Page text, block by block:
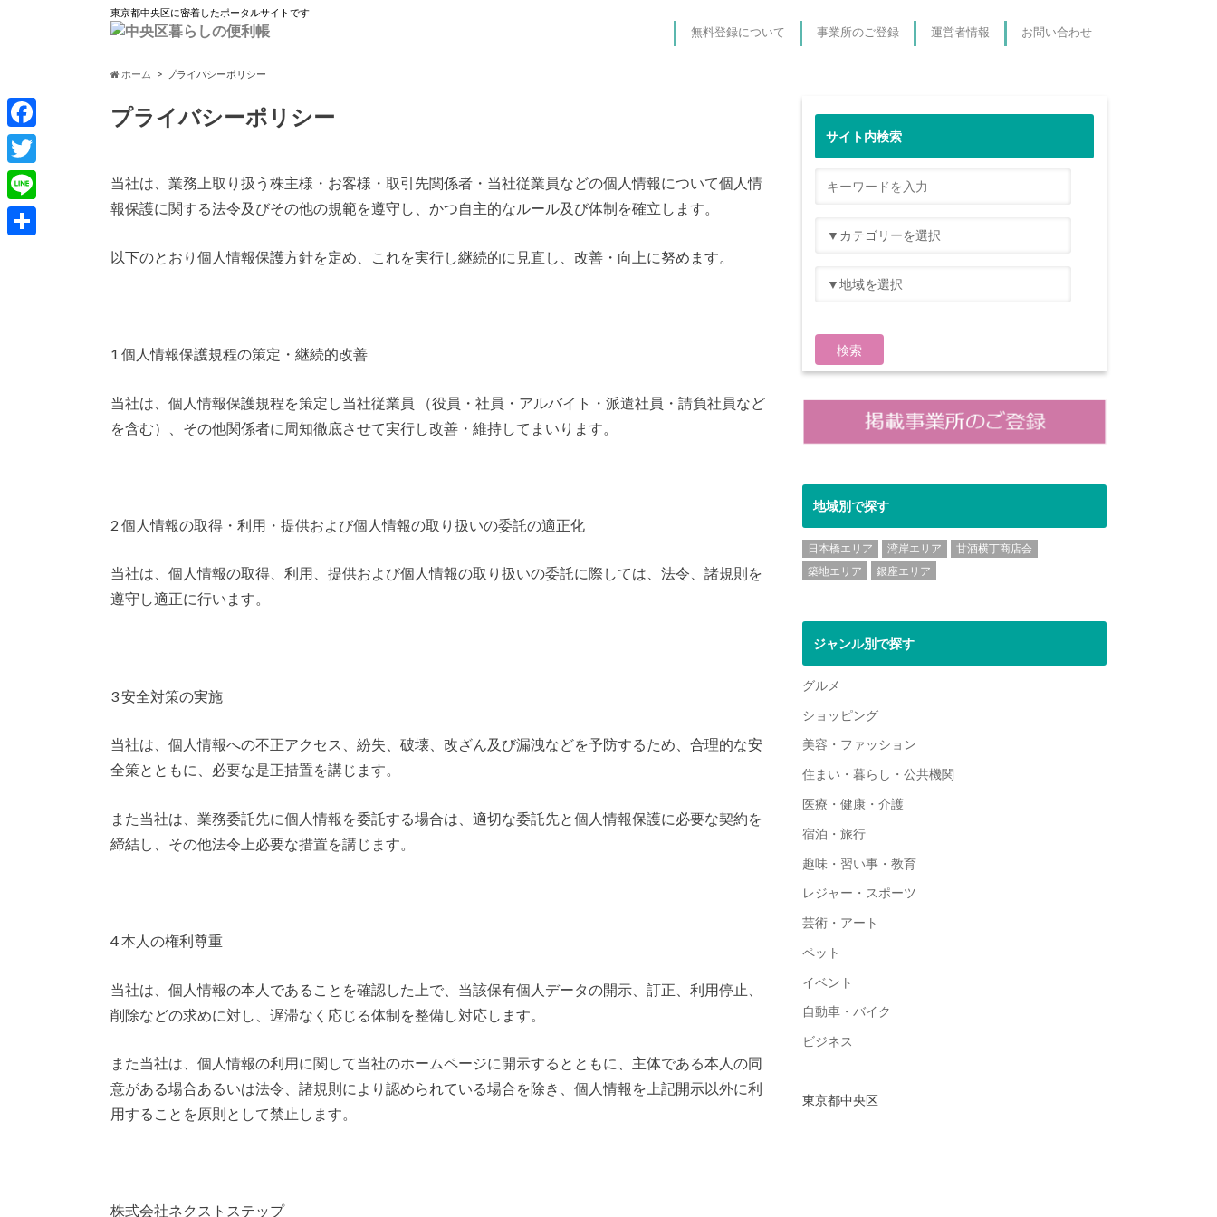
東京都中央区に密着したポータルサイトです
無料登録について 事業所のご登録 運営者情報 お問い合わせ
ホーム プライバシーポリシー
プライバシーポリシー
当社は、業務上取り扱う株主様・お客様・取引先関係者・当社従業員などの個人情報について個人情
報保護に関する法令及びその他の規範を遵守し、かつ自主的なルール及び体制を確立します。
以下のとおり個人情報保護方針を定め、これを実行し継続的に見直し、改善・向上に努めます。
1 個人情報保護規程の策定・継続的改善
当社は、個人情報保護規程を策定し当社従業員 （役員・社員・アルバイト・派遣社員・請負社員など
を含む）、その他関係者に周知徹底させて実行し改善・維持してまいります。
2 個人情報の取得・利用・提供および個人情報の取り扱いの委託の適正化
当社は、個人情報の取得、利用、提供および個人情報の取り扱いの委託に際しては、法令、諸規則を
遵守し適正に行います。
3 安全対策の実施
当社は、個人情報への不正アクセス、紛失、破壊、改ざん及び漏洩などを予防するため、合理的な安
全策とともに、必要な是正措置を講じます。
また当社は、業務委託先に個人情報を委託する場合は、適切な委託先と個人情報保護に必要な契約を
締結し、その他法令上必要な措置を講じます。
4 本人の権利尊重
当社は、個人情報の本人であることを確認した上で、当該保有個人データの開示、訂正、利用停止、
削除などの求めに対し、遅滞なく応じる体制を整備し対応します。
また当社は、個人情報の利用に関して当社のホームページに開示するとともに、主体である本人の同
意がある場合あるいは法令、諸規則により認められている場合を除き、個人情報を上記開示以外に利
用することを原則として禁止します。
株式会社ネクストステップ
サイト内検索
地域別で探す
日本橋エリア 湾岸エリア
甘酒横丁商店会
築地エリア
銀座エリア
ジャンル別で探す
グルメ
ショッピング
美容・ファッション
住まい・暮らし・公共機関
医療・健康・介護
宿泊・旅行
趣味・習い事・教育
レジャー・スポーツ
芸術・アート
ペット
イベント
自動車・バイク
ビジネス
東京都中央区
F
a
c
e
T
w
i
L